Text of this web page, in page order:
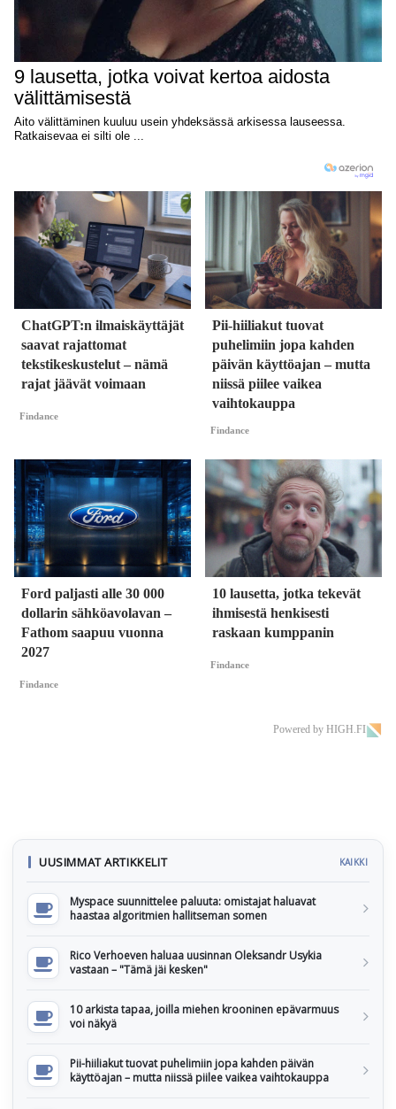
ChatGPT:n ilmaiskäyttäjät
saavat rajattomat
tekstikeskustelut – nämä
rajat jäävät voimaan
Findance
Pii-hiiliakut tuovat
puhelimiin jopa kahden
päivän käyttöajan – mutta
niissä piilee vaikea
vaihtokauppa
Findance
Ford paljasti alle 30 000
dollarin sähköavolavan –
Fathom saapuu vuonna
2027
Findance
10 lausetta, jotka tekevät
ihmisestä henkisesti
raskaan kumppanin
Findance
Powered by HIGH.FI
UUSIMMAT ARTIKKELIT KAIKKI
Myspace suunnittelee paluuta: omistajat haluavat
haastaa algoritmien hallitseman somen
Rico Verhoeven haluaa uusinnan Oleksandr Usykia
vastaan – "Tämä jäi kesken"
10 arkista tapaa, joilla miehen krooninen epävarmuus
voi näkyä
Pii-hiiliakut tuovat puhelimiin jopa kahden päivän
käyttöajan – mutta niissä piilee vaikea vaihtokauppa